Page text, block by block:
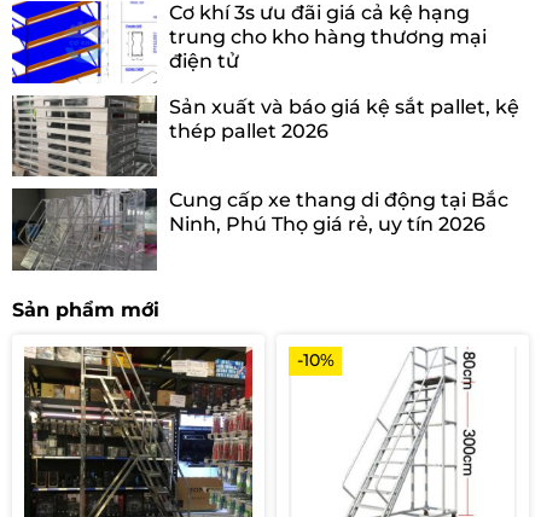
Cơ khí 3s ưu đãi giá cả kệ hạng
trung cho kho hàng thương mại
điện tử
Sản xuất và báo giá kệ sắt pallet, kệ
thép pallet 2026
Cung cấp xe thang di động tại Bắc
Ninh, Phú Thọ giá rẻ, uy tín 2026
Sản phẩm mới
-10%